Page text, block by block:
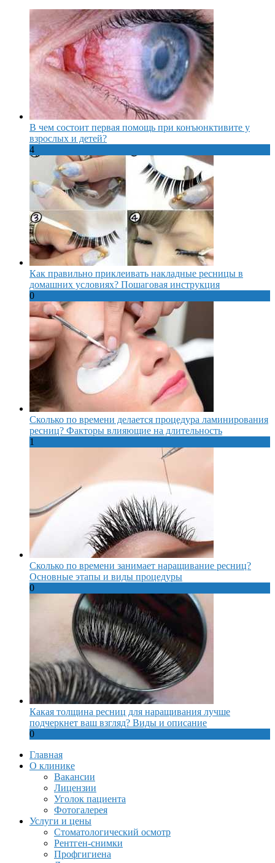
В чем состоит первая помощь при конъюнктивите у
взрослых и детей?
4
Как правильно приклеивать накладные ресницы в
домашних условиях? Пошаговая инструкция
0
Сколько по времени делается процедура ламинирования
ресниц? Факторы влияющие на длительность
1
Сколько по времени занимает наращивание ресниц?
Основные этапы и виды процедуры
0
Какая толщина ресниц для наращивания лучше
подчеркнет ваш взгляд? Виды и описание
0
Главная
О клинике
Вакансии
Лицензии
Уголок пациента
Фотогалерея
Услуги и цены
Стоматологический осмотр
Рентген-снимки
Профгигиена